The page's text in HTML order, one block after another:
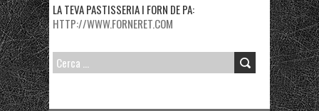
LA TEVA PASTISSERIA I FORN DE PA:
HTTP://WWW.FORNERET.COM
CERCA: